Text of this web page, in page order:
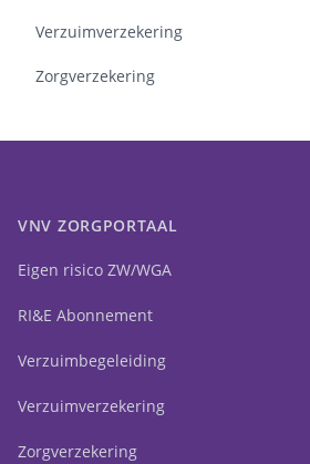
Verzuimverzekering
Zorgverzekering
VNV ZORGPORTAAL
Eigen risico ZW/WGA
RI&E Abonnement
Verzuimbegeleiding
Verzuimverzekering
Zorgverzekering